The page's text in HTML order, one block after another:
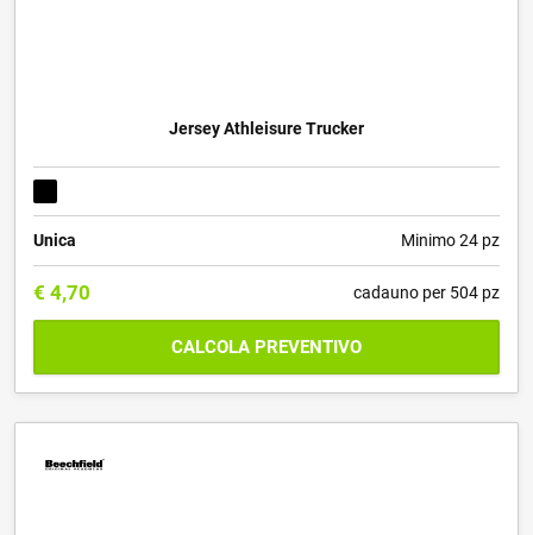
Jersey Athleisure Trucker
Unica Minimo 24 pz
€ 4,70 cadauno per 504 pz
CALCOLA PREVENTIVO